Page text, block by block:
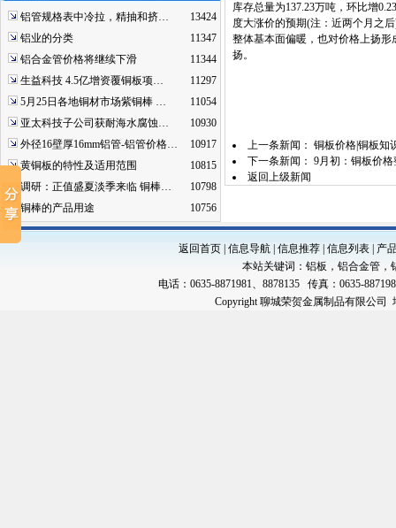
铝管规格表中冷拉，精抽和挤…
13424
铝业的分类
11347
铝合金管价格将继续下滑
11344
生益科技 4.5亿增资覆铜板项…
11297
5月25日各地铜材市场紫铜棒 …
11054
亚太科技子公司获耐海水腐蚀…
10930
外径16壁厚16mm铝管-铝管价格…
10917
黄铜板的特性及适用范围
10815
调研：正值盛夏淡季来临 铜棒…
10798
铜棒的产品用途
10756
库存总量为137.23万吨，环比增
度大涨价的预期(注：近两个月之
整体基本面偏暖，也对价格上扬
扬。
上一条新闻： 铜板价格|铜板知
下一条新闻： 9月初：铜板价
返回上级新闻
返回首页 信息导航 信息推荐 信息列表
产
本站关键词： 铝板 ， 铝合金管 ，
电话：0635-8871981、8878135 传真：0635-
Copyright 聊城荣贺金属制品有限公